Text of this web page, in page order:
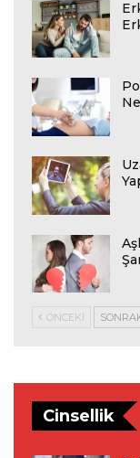
ÖNCEKI
Cinsellik